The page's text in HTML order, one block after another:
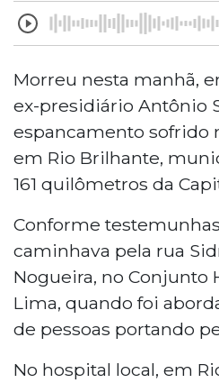
Morreu nesta manhã,
ex-presidiário Antônio
espancamento sofrido
em Rio Brilhante,
161 quilômetros da
Conforme
caminhava pela rua
Nogueira, no Conjunto
Lima, quando foi
de pessoas portando
No hospital local, em